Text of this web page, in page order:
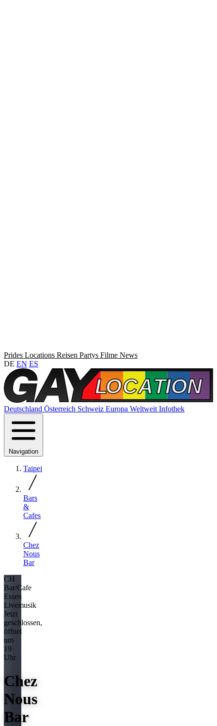
Prides Locations Reisen Partys Filme News
DE EN ES
Deutschland Österreich Schweiz Europa Weltweit Infothek
Navigation
Taipei
Bars
&
Cafes
Chez
Nous
Bar
CH
Bar/Cafe
Essen
Livemusik
Jetzt
geschlossen,
öffnet
um
19
Uhr
Chez
Nous
Bar